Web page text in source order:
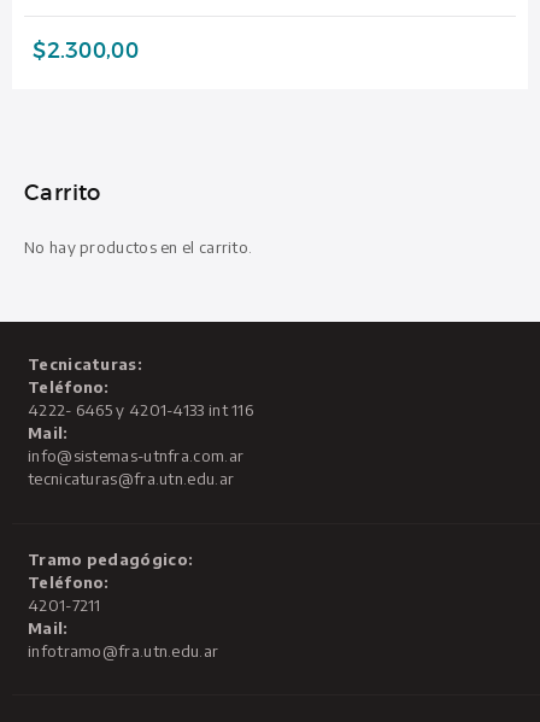
$2.300,00
Carrito
No hay productos en el carrito.
Tecnicaturas:
Teléfono:
4222- 6465 y 4201-4133 int 116
Mail:
info@sistemas-utnfra.com.ar
tecnicaturas@fra.utn.edu.ar
Tramo pedagógico:
Teléfono:
4201-7211
Mail:
infotramo@fra.utn.edu.ar